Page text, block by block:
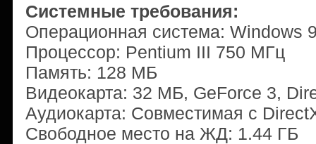
Системные требования:
Операционная система: Windows
Процессор: Pentium III 750 МГц
Память: 128 МБ
Видеокарта: 32 МБ, GeForce 3,
Аудиокарта: Совместимая с
Свободное место на ЖД: 1.44 ГБ